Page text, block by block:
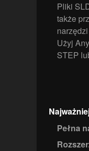
Pliki
także
Użyj
STEP
Pełna